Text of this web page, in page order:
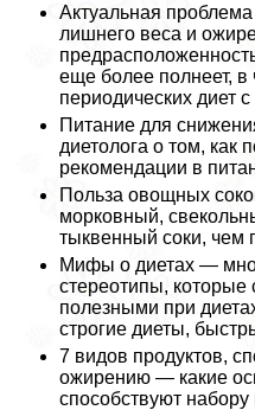
Актуальная
лишнего веса и
еще более полнеет, в
периодических диет
Питание для
диетолога о том, как
рекомендации в
Польза овощных
морковный,
тыквенный соки, чем
Мифы о диетах —
стереотипы,
полезными при
строгие диеты,
7 видов продуктов,
ожирению — какие
способствуют набору